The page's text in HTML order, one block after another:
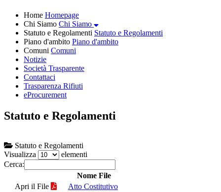
Home Homepage
Chi Siamo Chi Siamo
Statuto e Regolamenti Statuto e Regolamenti
Piano d'ambito Piano d'ambito
Comuni Comuni
Notizie
Società Trasparente
Contattaci
Trasparenza Rifiuti
eProcurement
Statuto e Regolamenti
Statuto e Regolamenti
Visualizza
elementi
Cerca:
Nome File
Apri il File
Atto Costitutivo